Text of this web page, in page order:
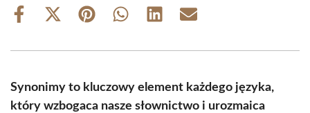
Share
Share
(Twitter)
Share Share Share Share
Synonimy to kluczowy element każdego języka,
który wzbogaca nasze słownictwo i urozmaica